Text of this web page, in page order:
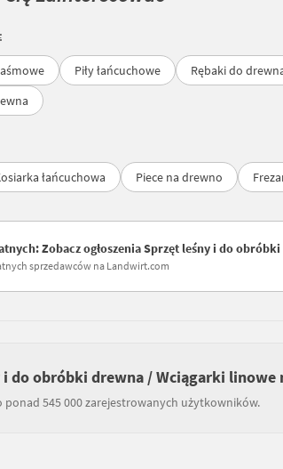
Piły łańcuchowe Rębaki do
łańcuchowa Piece na drewno
Zobacz ogłoszenia Sprzęt leśny i do
sprzedawców na Landwirt.com
i do obróbki drewna / Wciągarki linowe
545 000 zarejestrowanych użytkowników.